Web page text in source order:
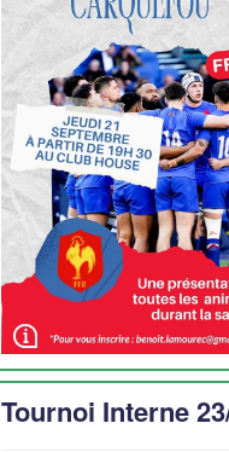
Tournoi Interne